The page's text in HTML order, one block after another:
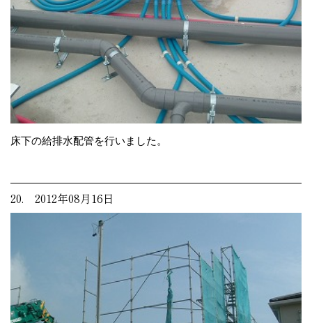
床下の給排水配管を行いました。
20. 2012年08月16日